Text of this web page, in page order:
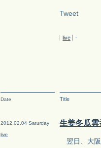
Tweet
live -
Date Title
2012.02.04 Saturday
live
生姜冬瓜
翌日、大阪